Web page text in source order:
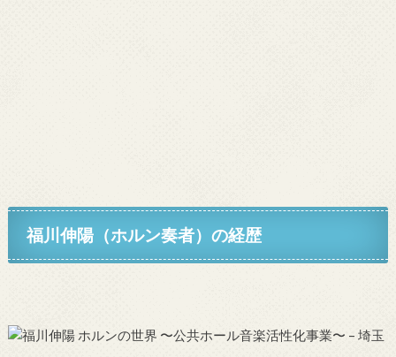
福川伸陽（ホルン奏者）の経歴